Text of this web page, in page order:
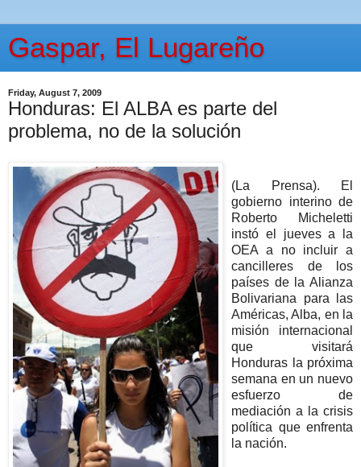
Gaspar, El Lugareño
Friday, August 7, 2009
Honduras: El ALBA es parte del
problema, no de la solución
(La Prensa). El
gobierno interino de
Roberto Micheletti
instó el jueves a la
OEA a no incluir a
cancilleres de los
países de la Alianza
Bolivariana para las
Américas, Alba, en la
misión internacional
que visitará
Honduras la próxima
semana en un nuevo
esfuerzo de
mediación a la crisis
política que enfrenta
la nación.